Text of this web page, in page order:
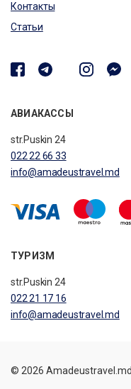
Контакты
Статьи
АВИАКАССЫ
str.Puskin 24
022 22 66 33
info@amadeustravel.md
ТУРИЗМ
str.Puskin 24
022 21 17 16
info@amadeustravel.md
© 2026